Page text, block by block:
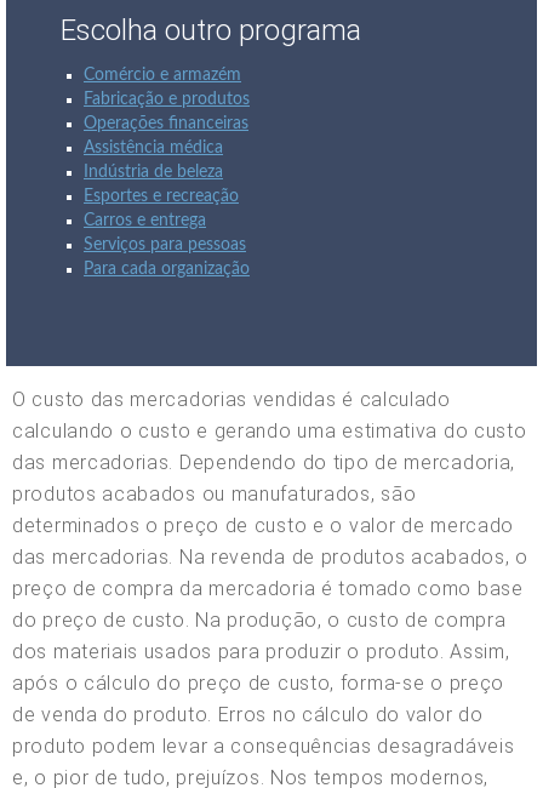
Escolha outro programa
Comércio e armazém
Fabricação e produtos
Operações financeiras
Assistência médica
Indústria de beleza
Esportes e recreação
Carros e entrega
Serviços para pessoas
Para cada organização
O custo das mercadorias vendidas é calculado
calculando o custo e gerando uma estimativa do custo
das mercadorias. Dependendo do tipo de mercadoria,
produtos acabados ou manufaturados, são
determinados o preço de custo e o valor de mercado
das mercadorias. Na revenda de produtos acabados, o
preço de compra da mercadoria é tomado como base
do preço de custo. Na produção, o custo de compra
dos materiais usados para produzir o produto. Assim,
após o cálculo do preço de custo, forma-se o preço
de venda do produto. Erros no cálculo do valor do
produto podem levar a consequências desagradáveis
e, o pior de tudo, prejuízos. Nos tempos modernos,